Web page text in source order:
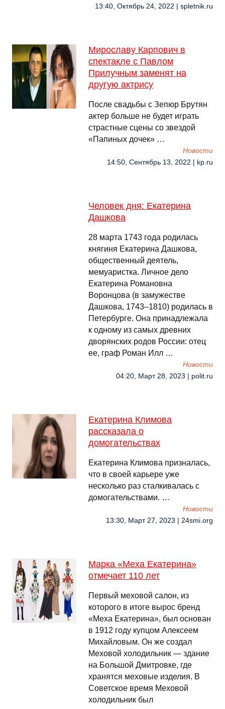
13:40, Октябрь 24, 2022 | spletnik.ru
Мирославу Карпович в
спектакле с Павлом
Прилучным заменят на
другую актрису
После свадьбы с Зепюр Брутян
актер больше не будет играть
страстные сцены со звездой
«Папиных дочек» …
Новости
14:50, Сентябрь 13, 2022 | kp.ru
Человек дня: Екатерина
Дашкова
28 марта 1743 года родилась
княгиня Екатерина Дашкова,
общественный деятель,
мемуаристка. Личное дело
Екатерина Романовна
Воронцова (в замужестве
Дашкова, 1743–1810) родилась в
Петербурге. Она принадлежала
к одному из самых древних
дворянских родов России: отец
ее, граф Роман Илл …
Новости
04:20, Март 28, 2023 | polit.ru
Екатерина Климова
рассказала о
домогательствах
Екатерина Климова призналась,
что в своей карьере уже
несколько раз сталкивалась с
домогательствами. …
Новости
13:30, Март 27, 2023 | 24smi.org
Марка «Меха Екатерина»
отмечает 110 лет
Первый меховой салон, из
которого в итоге вырос бренд
«Меха Екатерина», был основан
в 1912 году купцом Алексеем
Михайловым. Он же создал
Меховой холодильник — здание
на Большой Дмитровке, где
хранятся меховые изделия. В
Советское время Меховой
холодильник был